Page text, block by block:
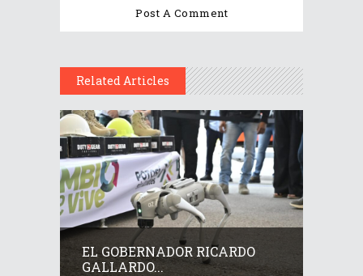
Related Articles
EL GOBERNADOR RICARDO
GALLARDO...